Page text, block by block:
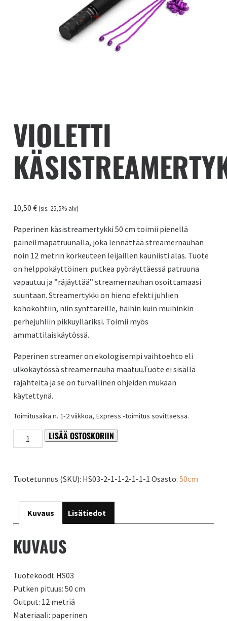
VIOLETTI
10,50 € (sis. 25,5% alv)
Paperinen käsistreamertykki 50 cm toimii pienellä
paineilmapatruunalla, joka lennättää streamernauhan
noin 12 metrin korkeuteen leijaillen kauniisti alas. Tuote
on helppokäyttöinen: putkea pyöräyttäessä patruuna
vapautuu ja ”räjäyttää” streamernauhan osoittamaasi
suuntaan. Streamertykki on hieno efekti juhlien
kohokohtiin, niin synttäreille, häihin kuin muihinkin
perhejuhliin pikkuylläriksi. Toimii myös
ammattilaiskäytössä.
Paperinen streamer on ekologisempi vaihtoehto eli
ulkokäytössä streamernauha maatuu.Tuote ei sisällä
räjähteitä ja se on turvallinen ohjeiden mukaan
käytettynä.
Toimitusaika n. 1-2 viikkoa, Express -toimitus sovittaessa.
Violetti
käsistreamertykki
LISÄÄ OSTOSKORIIN
Tuotetunnus (SKU): HS03-2-1-1-2-1-1-1 Osasto: 50cm
Kuvaus Lisätiedot
KUVAUS
Tuotekoodi: HS03
Putken pituus: 50 cm
Output: 12 metriä
Materiaali: paperinen